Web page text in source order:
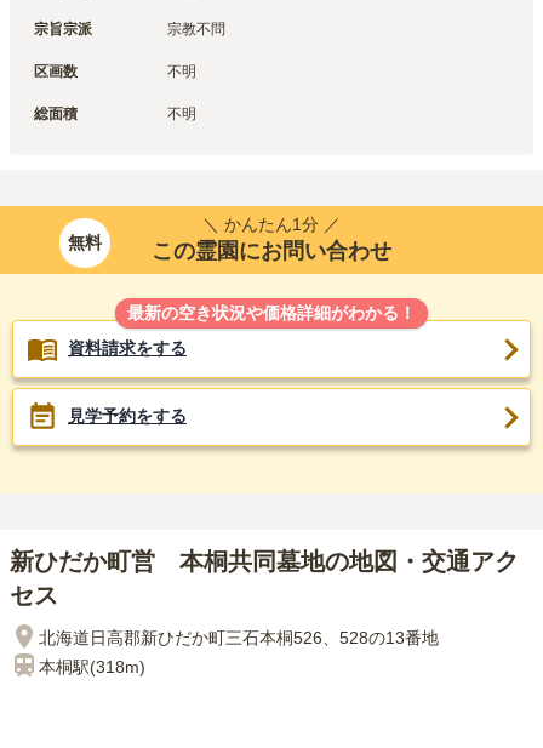
宗旨宗派 宗教不問
区画数 不明
総面積 不明
無料
＼ かんたん1分 ／
この霊園にお問い合わせ
最新の空き状況や価格詳細がわかる！
資料請求をする
見学予約をする
新ひだか町営 本桐共同墓地の地図・交通アク
セス
北海道日高郡新ひだか町三石本桐526、528の13番地
本桐駅(318m)